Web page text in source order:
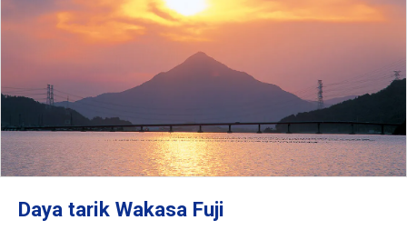
Daya tarik Wakasa Fuji